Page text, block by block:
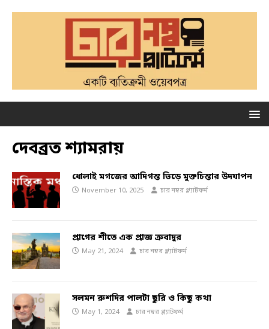
দেবব্রত শ্যামরায়
ধোলাই মগজের আদিগন্ত ভিড়ে মুক্তচিন্তার উদযাপন
November 10, 2025 চার নম্বর প্ল্যাটফর্ম
প্রাগের শীতে এক প্রাজ্ঞ ত্রুবাদুর
May 21, 2024 চার নম্বর প্ল্যাটফর্ম
সলমন রুশদির পালটা ছুরি ও কিছু কথা
May 1, 2024 চার নম্বর প্ল্যাটফর্ম